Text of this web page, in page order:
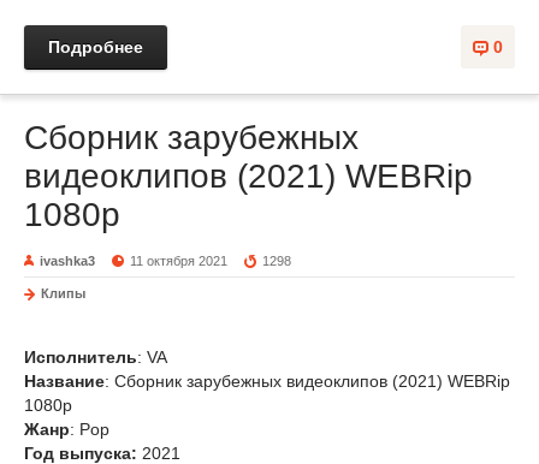
0
Подробнее
Сборник зарубежных
видеоклипов (2021) WEBRip
1080p
ivashka3 11 октября 2021 1298
Клипы
Исполнитель: VA
Название: Сборник зарубежных видеоклипов (2021) WEBRip
1080p
Жанр: Pop
Год выпуска: 2021